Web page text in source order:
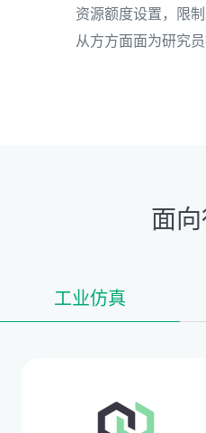
资源额度设置，限
从方方面面为研究
面
工业仿真